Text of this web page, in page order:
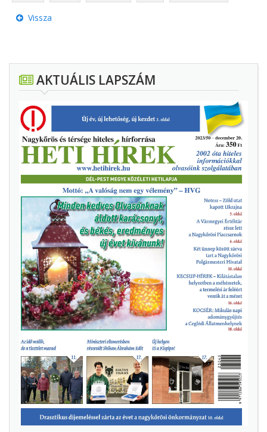
Vissza
AKTUÁLIS LAPSZÁM